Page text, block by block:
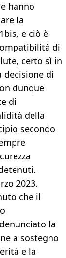
hanno
la
e ciò è
di
certo sì in
decisione di
dunque
di
della
secondo
2023.
che il
la
a sostegno
e la